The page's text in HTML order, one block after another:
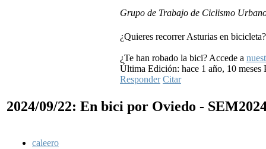
Grupo de Trabajo de Ciclismo
¿Quieres recorrer Asturias en
¿Te han robado la bici? Accede a
Última Edición: hace 1 año, 10 meses
Responder Citar
2024/09/22: En bici por Oviedo -
caleero